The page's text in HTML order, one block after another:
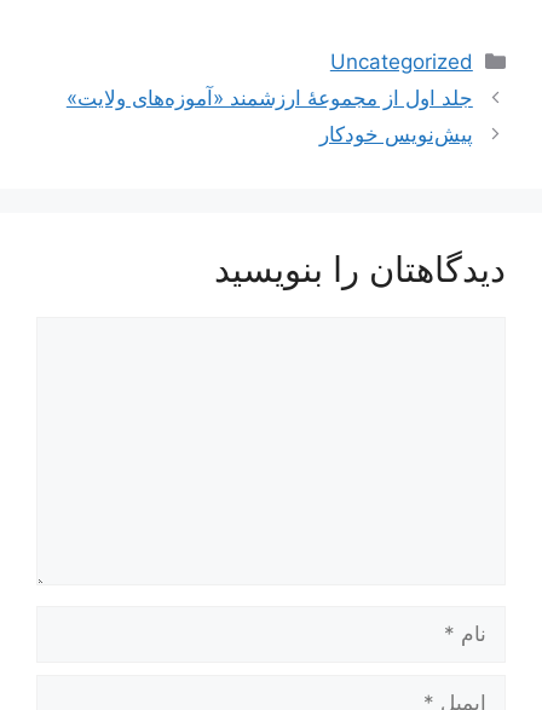
دسته‌ها
Uncategorized
ناوبری
نوشته‌ها
جلد اول از مجموعۀ ارزشمند «آموزه‌های ولایت»
پیش‌نویس خودکار
دیدگاهتان را بنویسید